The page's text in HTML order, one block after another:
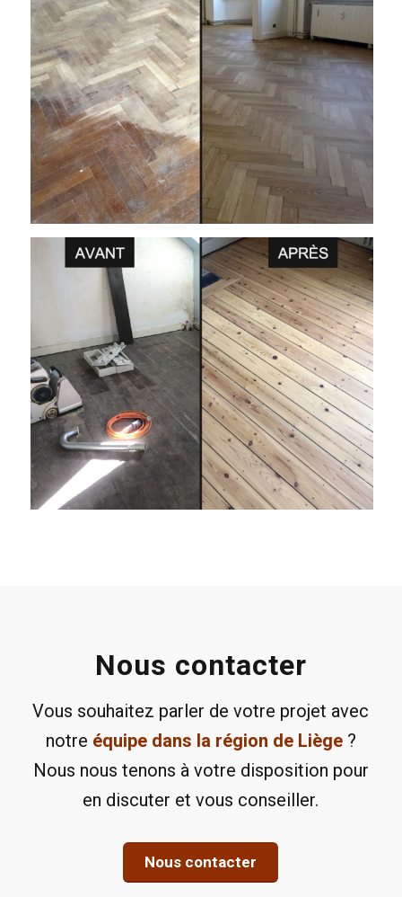
Nous contacter
Vous souhaitez parler de votre projet avec
notre équipe dans la région de Liège?
Nous nous tenons à votre disposition pour
en discuter et vous conseiller.
Nous contacter